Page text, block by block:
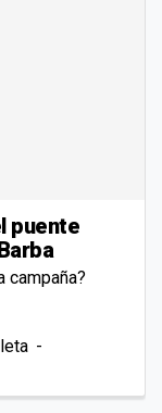
puente
campaña?